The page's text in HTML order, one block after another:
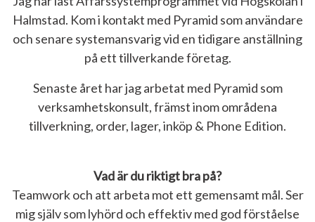
Halmstad. Kom i kontakt med Pyramid som användare
och senare systemansvarig vid en tidigare anställning
på ett tillverkande företag.
Senaste året har jag arbetat med Pyramid som
verksamhetskonsult, främst inom områdena
tillverkning, order, lager, inköp & Phone Edition.
Vad är du riktigt bra på?
Teamwork och att arbeta mot ett gemensamt mål. Ser
mig själv som lyhörd och effektiv med god förståelse